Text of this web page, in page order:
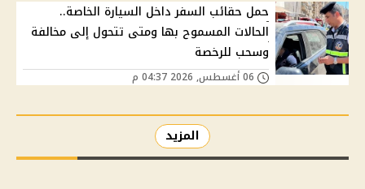
حمل حقائب السفر داخل السيارة الخاصة..
الحالات المسموح بها ومتى تتحول إلى مخالفة
وسحب للرخصة
المزيد